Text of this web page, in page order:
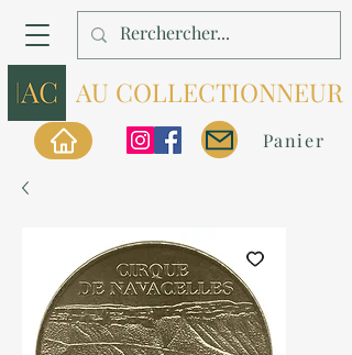
AU COLLECTIONNEUR
Panier